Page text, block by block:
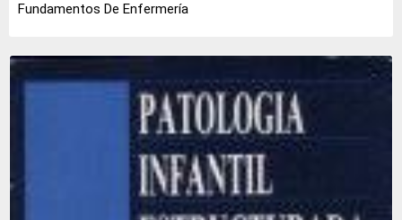
Fundamentos De Enfermería